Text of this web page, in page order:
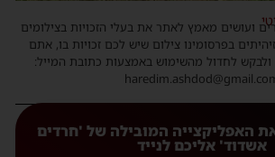
ועושים מאמץ לאתר את בעלי הזכויות בצילומים
בפרסומינו צילום שיש לכם זכויות בו, אתם
ולבקש לחדול מהשימוש באמצעות כתובת המייל:
את האפליקצייה המובילה של 'חרדים
אשדוד' אליכם לנייד